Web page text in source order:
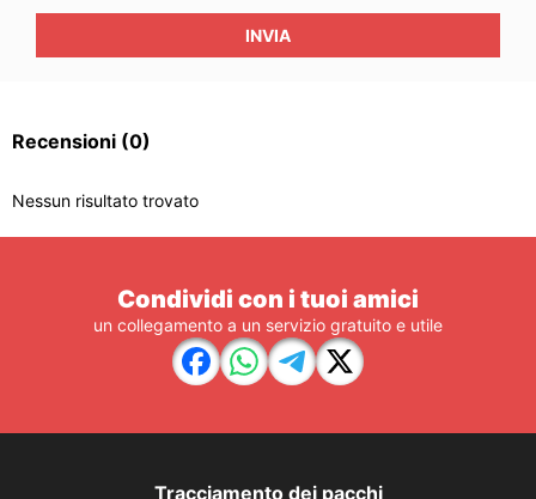
INVIA
Recensioni (0)
Nessun risultato trovato
Condividi con i tuoi amici
un collegamento a un servizio gratuito e utile
Tracciamento dei pacchi